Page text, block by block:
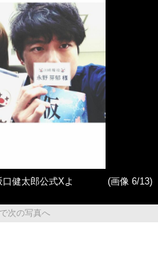
健太郎公式Xよ
(画像 6/13)
次の写真へ